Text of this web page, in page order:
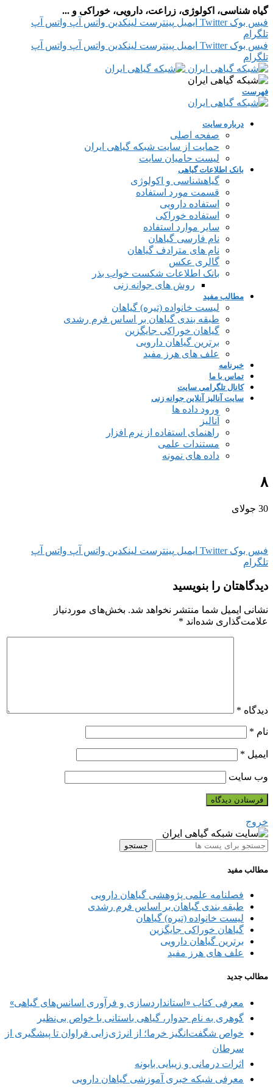
گیاه شناسی، اکولوژی، زراعت، دارویی، خوراکی و ...
فیس بوک Twitter ایمیل پینترست لینکدین واتس آپ واتس آپ
تلگرام
فیس بوک Twitter ایمیل پینترست لینکدین واتس آپ واتس آپ
تلگرام
فهرست
درباره سایت
صفحه اصلی
حمایت از سایت شبکه گیاهی ایران
لیست حامیان سایت
بانک اطلاعات گیاهی
گیاهشناسی و اکولوژی
قسمت مورد استفاده
استفاده دارویی
استفاده خوراکی
سایر موارد استفاده
نام فارسی گیاهان
نام های مترادف گیاهان
گالری عکس
بانک اطلاعات شکست خواب بذر
روش های جوانه زنی
مطالب مفید
لیست خانواده (تیره) گیاهان
طبقه بندی گیاهان بر اساس فرم رشدی
گیاهان خوراکی جایگزین
برترین گیاهان دارویی
علف های هرز مفید
خبرنامه
تماس با ما
کانال تلگرامی سایت
سایت آنالیز آنلاین جوانه زنی
ورود داده ها
آنالیز
راهنمای استفاده از نرم افزار
مستندات علمی
داده های نمونه
۸
30 جولای
فیس بوک Twitter ایمیل پینترست لینکدین واتس آپ واتس آپ
تلگرام
دیدگاهتان را بنویسید
نشانی ایمیل شما منتشر نخواهد شد. بخش‌های موردنیاز
علامت‌گذاری شده‌اند *
دیدگاه *
نام *
ایمیل *
وب‌ سایت
خروج
جستجو
مطالب مفید
فصلنامه علمی پژوهشی گیاهان دارویی
طبقه بندی گیاهان بر اساس فرم رشدی
لیست خانواده (تیره) گیاهان
گیاهان خوراکی جایگزین
برترین گیاهان دارویی
علف های هرز مفید
مطالب جدید
معرفی کتاب «استانداردسازی و فرآوری اسانس‌های گیاهی»
گوهری به نام جدوار، گیاهی باستانی با خواص بی‌نظیر
خواص شگفت‌انگیز خرما؛ از انرژی‌زایی فراوان تا پیشگیری از
سرطان
اثرات درمانی و زیبایی بابونه
معرفی شبکه خبری آموزشی گیاهان دارویی